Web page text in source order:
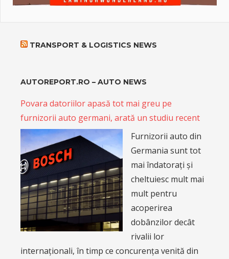
TRANSPORT & LOGISTICS NEWS
AUTOREPORT.RO – AUTO NEWS
Povara datoriilor apasă tot mai greu pe
furnizorii auto germani, arată un studiu recent
Furnizorii auto din
Germania sunt tot
mai îndatorați și
cheltuiesc mult mai
mult pentru
acoperirea
dobânzilor decât
rivalii lor
internaționali, în timp ce concurența venită din